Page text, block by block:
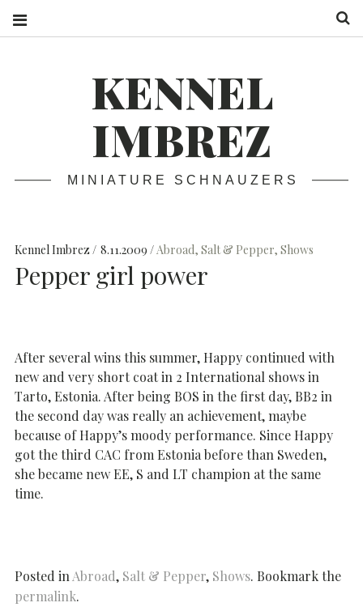
KENNEL
IMBREZ
MINIATURE SCHNAUZERS
Kennel Imbrez 8.11.2009 Abroad, Salt & Pepper, Shows
Pepper girl power
After several wins this summer, Happy continued with
new and very short coat in 2 International shows in
Tarto, Estonia. After being BOS in the first day, BB2 in
the second day was really an achievement, maybe
because of Happy’s moody performance. Since Happy
got the third CAC from Estonia before than Sweden,
she became new EE, S and LT champion at the same
time.
Posted in Abroad, Salt & Pepper, Shows. Bookmark the
permalink.